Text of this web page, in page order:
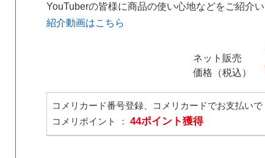
YouTuberの皆様に商品の使い心地などをご紹介
紹介動画はこちら
ネット販売
価格（税込）
コメリカード番号登録、コメリカードでお支払いで
コメリポイント ： 44ポイント獲得